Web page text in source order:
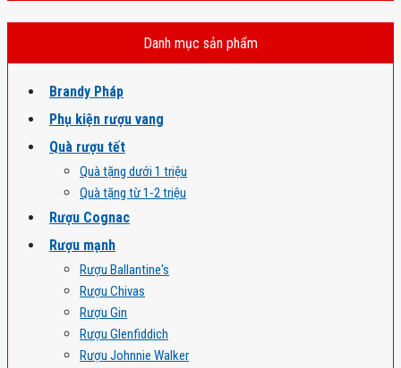
Danh mục sản phẩm
Brandy Pháp
Phụ kiện rượu vang
Quà rượu tết
Quà tặng dưới 1 triệu
Quà tặng từ 1-2 triệu
Rượu Cognac
Rượu mạnh
Rượu Ballantine's
Rượu Chivas
Rượu Gin
Rượu Glenfiddich
Rượu Johnnie Walker